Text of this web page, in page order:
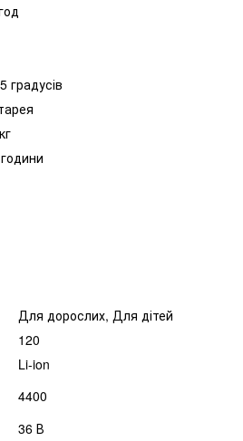
градусів
Для дорослих, Для дітей
120
Li-ion
4400
36 В